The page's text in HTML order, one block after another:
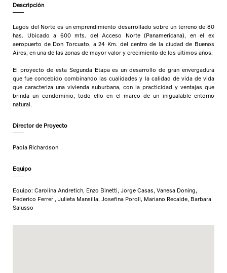
Descripción
Lagos del Norte es un emprendimiento desarrollado sobre un terreno de 80
has. Ubicado a 600 mts. del Acceso Norte (Panamericana), en el ex
aeropuerto de Don Torcuato, a 24 Km. del centro de la ciudad de Buenos
Aires, en una de las zonas de mayor valor y crecimiento de los últimos años.
El proyecto de esta Segunda Etapa es un desarrollo de gran envergadura
que fue concebido combinando las cualidades y la calidad de vida de vida
que caracteriza una vivienda suburbana, con la practicidad y ventajas que
brinda un condominio, todo ello en el marco de un inigualable entorno
natural.
Director de Proyecto
Paola Richardson
Equipo
Equipo: Carolina Andretich, Enzo Binetti, Jorge Casas, Vanesa Doning,
Federico Ferrer , Julieta Mansilla, Josefina Poroli, Mariano Recalde, Barbara
Salusso